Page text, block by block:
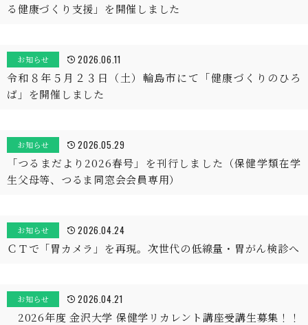
る健康づくり支援」を開催しました
お知らせ 2026.06.11
令和８年５月２３日（土）輪島市にて「健康づくりのひろ
ば」を開催しました
お知らせ 2026.05.29
「つるまだより2026春号」を刊行しました（保健学類在学
生父母等、つるま同窓会会員専用）
お知らせ 2026.04.24
ＣＴで「胃カメラ」を再現。次世代の低線量・胃がん検診へ
お知らせ 2026.04.21
2026年度 金沢大学 保健学リカレント講座受講生募集！！